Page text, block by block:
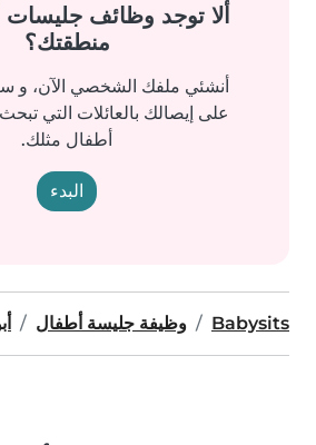
ألا توجد وظائف
منطقتك؟
أنشئي ملفك الشخصي الآن، و
على إيصالك بالعائلات التي
أطفال مثلك.
البدء
Babysits وظيفة جليسة أطفال